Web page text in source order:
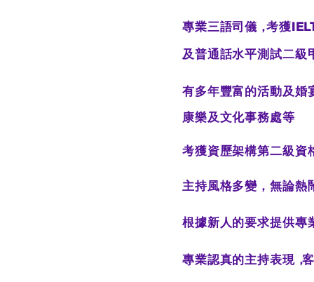
專業三語司儀，
主持風格多變，無論熱
考獲資歷架構第二級
有多年豐富的活動及婚
​專業認真的主持表現，
根據新人的要求提供專
及普通話水平測試二級
康樂及文化事務處等
考獲